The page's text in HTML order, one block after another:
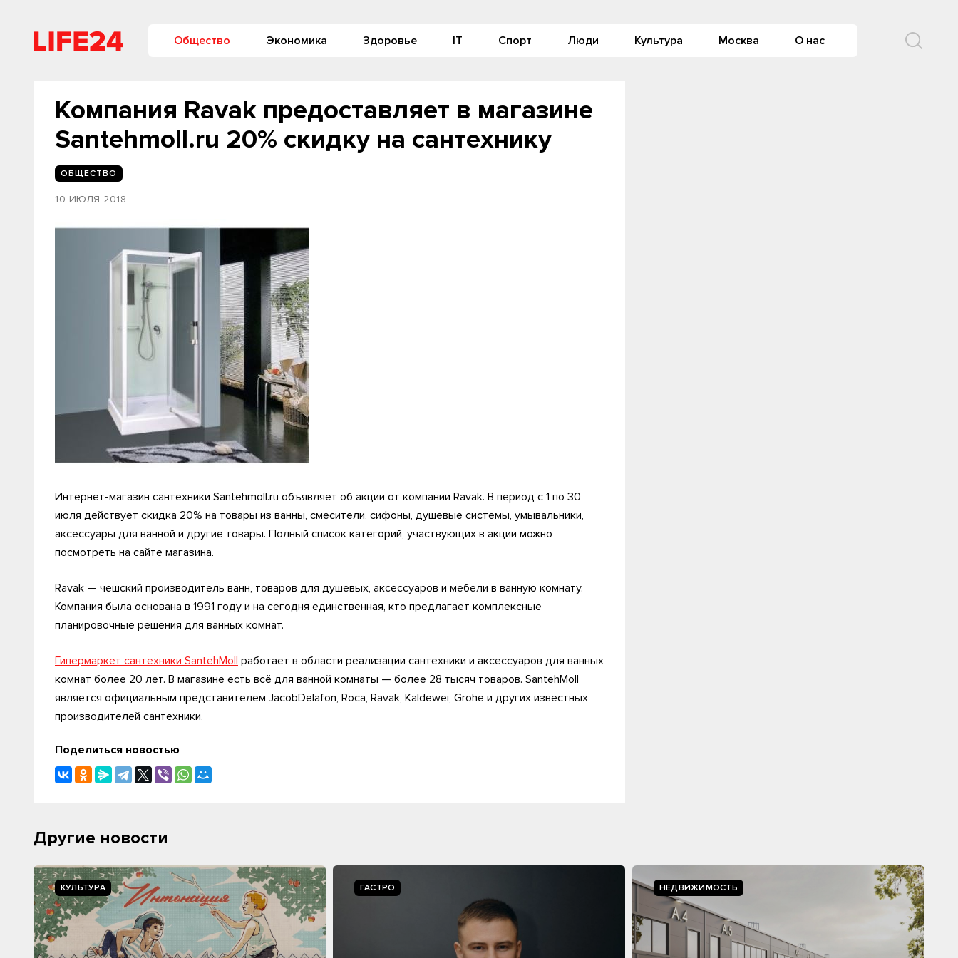
Общество Экономика Здоровье IT Спорт Люди Культура Москва О нас
Компания Ravak предоставляет в магазине
Santehmoll.ru 20% скидку на сантехнику
ОБЩЕСТВО
10 ИЮЛЯ 2018
Интернет-магазин сантехники Santehmoll.ru объявляет об акции от компании Ravak. В период с 1 по 30
июля действует скидка 20% на товары из ванны, смесители, сифоны, душевые системы, умывальники,
аксессуары для ванной и другие товары. Полный список категорий, участвующих в акции можно
посмотреть на сайте магазина.
Ravak — чешский производитель ванн, товаров для душевых, аксессуаров и мебели в ванную комнату.
Компания была основана в 1991 году и на сегодня единственная, кто предлагает комплексные
планировочные решения для ванных комнат.
Гипермаркет сантехники SantehMoll работает в области реализации сантехники и аксессуаров для ванных
комнат более 20 лет. В магазине есть всё для ванной комнаты — более 28 тысяч товаров. SantehMoll
является официальным представителем JacobDelafon, Roca, Ravak, Kaldewei, Grohe и других известных
производителей сантехники.
Поделиться новостью
Другие новости
КУЛЬТУРА ГАСТРО НЕДВИЖИМОСТЬ